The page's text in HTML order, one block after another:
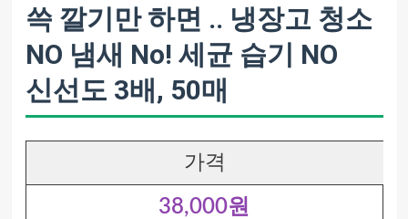
쓱 깔기만 하면 .. 냉장고 청소
NO 냄새 No! 세균 습기 NO
신선도 3배, 50매
가격
38,000원